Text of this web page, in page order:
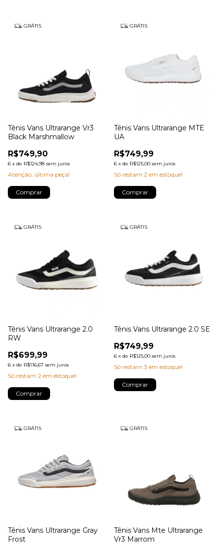
GRÁTIS
Tênis Vans Ultrarange Vr3
Black Marshmallow
R$749,90
6 x de R$124,98 sem juros
Atenção, última peça!
Comprar
GRÁTIS
Tênis Vans Ultrarange MTE
UA
R$749,99
6 x de R$125,00 sem juros
Só restam 2 em estoque!
Comprar
GRÁTIS
Tênis Vans Ultrarange 2.0
RW
R$699,99
6 x de R$116,67 sem juros
Só restam 2 em estoque!
Comprar
GRÁTIS
Tênis Vans Ultrarange 2.0 SE
R$749,99
6 x de R$125,00 sem juros
Só restam 3 em estoque!
Comprar
GRÁTIS
Tênis Vans Ultrarange Gray
Frost
GRÁTIS
Tênis Vans Mte Ultrarange
Vr3 Marrom